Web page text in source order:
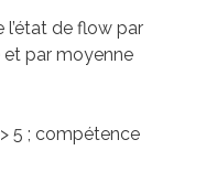
l’état de flow par
par moyenne
5 ; compétence